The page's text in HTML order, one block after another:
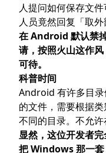
人提问如何保存文
人员竟然回复「取
在 Android 默认禁
请，按照火山这作
可待。
科普时间
Android 有许多目
的文件，需要根据
不同的目录。不允许
显然，这位开发者
把 Windows 那一套